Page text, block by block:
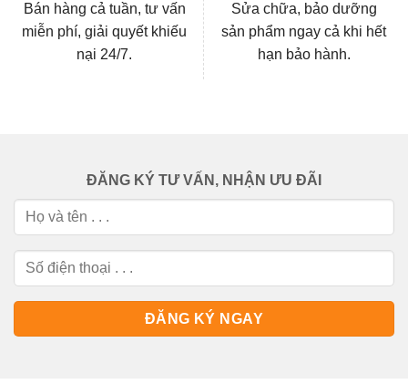
Bán hàng cả tuần, tư vấn
miễn phí, giải quyết khiếu
nại 24/7.
Sửa chữa, bảo dưỡng
sản phẩm ngay cả khi hết
hạn bảo hành.
ĐĂNG KÝ TƯ VẤN, NHẬN ƯU ĐÃI